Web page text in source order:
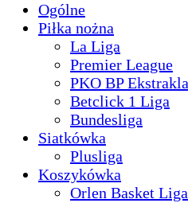
Ogólne
Piłka nożna
La Liga
Premier League
PKO BP
Betclick 1 Liga
Bundesliga
Siatkówka
Plusliga
Koszykówka
Orlen Basket Liga